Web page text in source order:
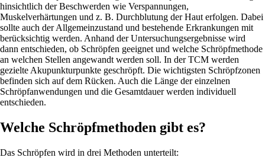
hinsichtlich der Beschwerden wie Verspannungen,
Muskelverhärtungen und z. B. Durchblutung der Haut erfolgen. Dabei
sollte auch der Allgemeinzustand und bestehende Erkrankungen mit
berücksichtig werden. Anhand der Untersuchungsergebnisse wird
dann entschieden, ob Schröpfen geeignet und welche Schröpfmethode
an welchen Stellen angewandt werden soll. In der TCM werden
gezielte Akupunkturpunkte geschröpft. Die wichtigsten Schröpfzonen
befinden sich auf dem Rücken. Auch die Länge der einzelnen
Schröpfanwendungen und die Gesamtdauer werden individuell
entschieden.
Welche Schröpfmethoden gibt es?
Das Schröpfen wird in drei Methoden unterteilt: